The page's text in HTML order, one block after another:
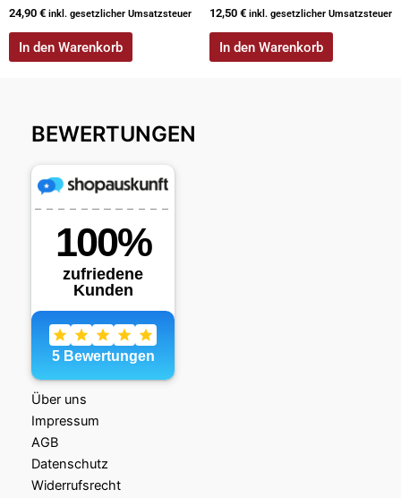
24,90 € inkl. gesetzlicher Umsatzsteuer
In den Warenkorb
12,50 € inkl. gesetzlicher Umsatzsteuer
In den Warenkorb
BEWERTUNGEN
Über uns
Impressum
AGB
Datenschutz
Widerrufsrecht